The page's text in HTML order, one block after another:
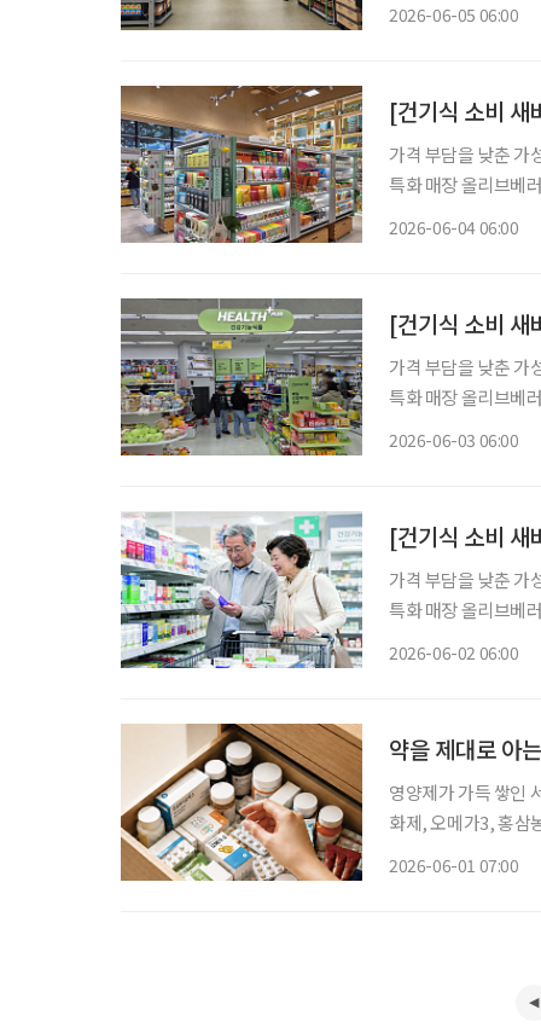
2026-06-05 06:00
[건기식 소비 새
가격 부담을 낮춘 가
특화 매장 올리브베
2026-06-04 06:00
[건기식 소비
가격 부담을 낮춘 가
특화 매장 올리브베
2026-06-03 06:00
[건기식 소비
가격 부담을 낮춘 가
특화 매장 올리브베
2026-06-02 06:00
약을 제대로 아
영양제가 가득 쌓인
화제, 오메가3, 홍삼
2026-06-01 07:00